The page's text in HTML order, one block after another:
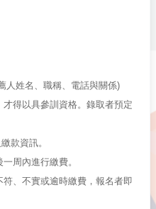
名、職稱、電話與關係)
得以具參訓資格。錄取者預定
款資訊。
周內進行繳費。
、不實或逾時繳費，報名者即